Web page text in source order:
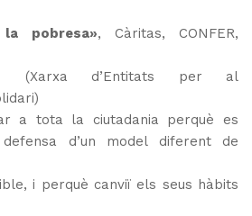
pobresa», Càritas, CONFER,
(Xarxa d’Entitats per al
a tota la ciutadania perquè es
d’un model diferent de
i perquè canviï els seus hàbits